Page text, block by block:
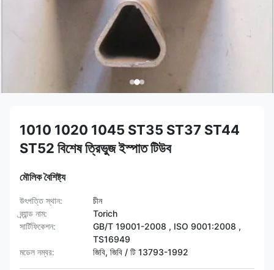
1010 1020 1045 ST35 ST37 ST44
ST52 বিশেষ ত্রিভুজ ইস্পাত টিউব
মৌলিক বৈশিষ্ট্য
উৎপত্তি স্থান:
চীন
ব্র্যান্ড নাম:
Torich
সার্টিফিকেশন:
GB/T 19001-2008 , ISO 9001:2008 ,
TS16949
মডেল নম্বর:
জিবি, জিবি / টি 13793-1992